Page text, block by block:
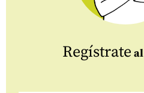
Regístrate